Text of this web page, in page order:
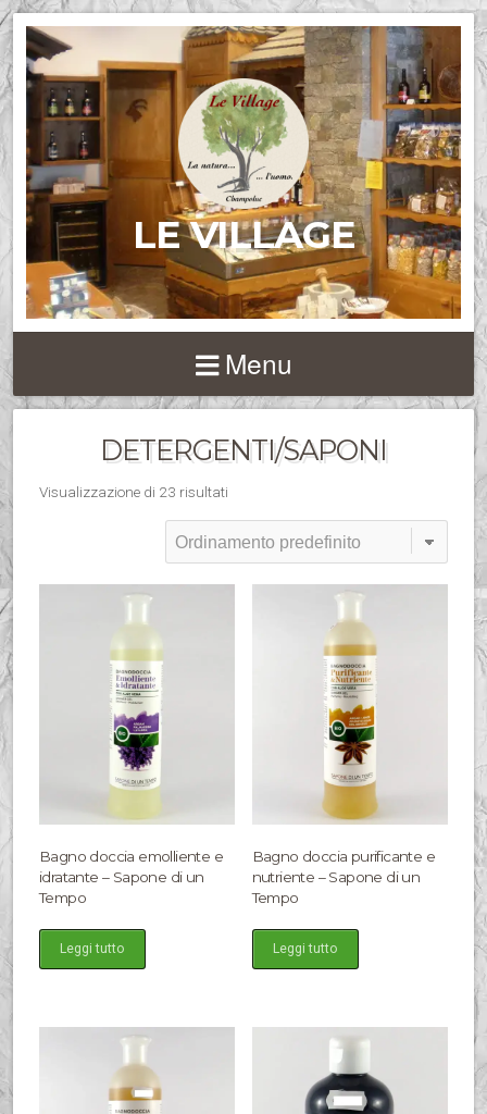
LE VILLAGE
Menu
DETERGENTI/SAPONI
Visualizzazione di 23 risultati
Bagno doccia emolliente e
idratante – Sapone di un
Tempo
Leggi tutto
Bagno doccia purificante e
nutriente – Sapone di un
Tempo
Leggi tutto